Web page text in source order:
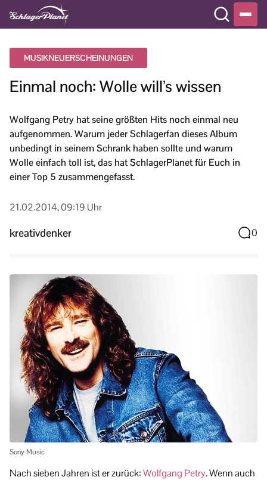
MUSIKNEUERSCHEINUNGEN
Einmal noch: Wolle will’s wissen
Wolfgang Petry hat seine größten Hits noch einmal neu
aufgenommen. Warum jeder Schlagerfan dieses Album
unbedingt in seinem Schrank haben sollte und warum
Wolle einfach toll ist, das hat SchlagerPlanet für Euch in
einer Top 5 zusammengefasst.
21.02.2014, 09:19 Uhr
kreativdenker 0
Sony Music
Nach sieben Jahren ist er zurück:Wolfgang Petry. Wenn auch